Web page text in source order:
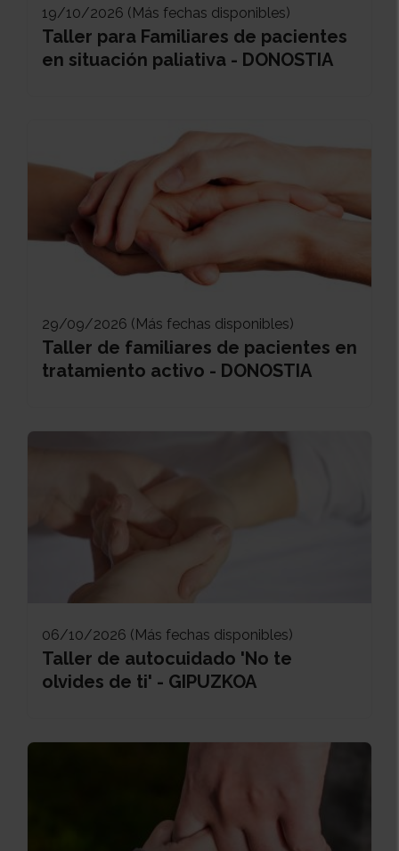
19/10/2026 (Más fechas disponibles)
Taller para Familiares de pacientes
en situación paliativa - DONOSTIA
29/09/2026 (Más fechas disponibles)
Taller de familiares de pacientes en
tratamiento activo - DONOSTIA
06/10/2026 (Más fechas disponibles)
Taller de autocuidado 'No te
olvides de ti' - GIPUZKOA